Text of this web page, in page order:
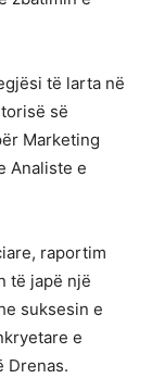
të larta në
së
Marketing
Analiste e
raportim
të japë një
suksesin e
e
Drenas.